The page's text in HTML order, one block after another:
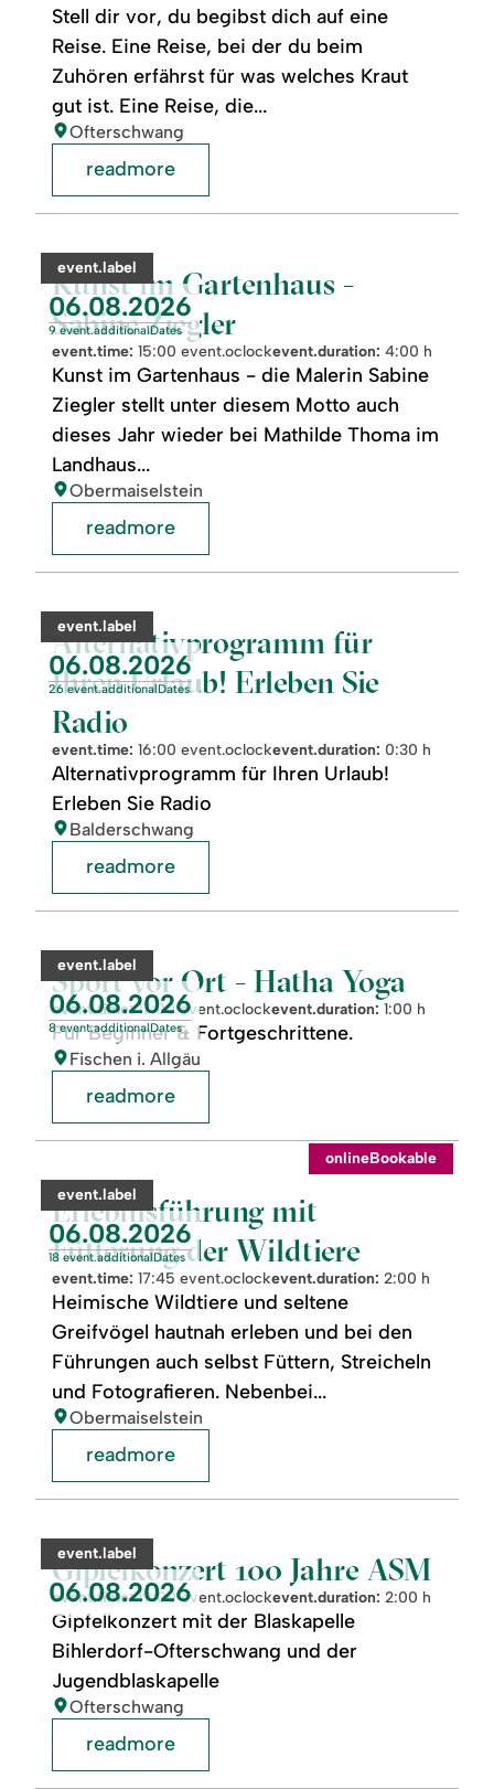
Stell dir vor, du begibst dich auf eine
Reise. Eine Reise, bei der du beim
Zuhören erfährst für was welches Kraut
gut ist. Eine Reise, die...
location:
Ofterschwang
readmore
category:
event.label
event.nextDate:
06.08.2026
9 event.additionalDates
Kunst im Gartenhaus -
Sabine Ziegler
event.time: 15:00 event.oclockevent.duration: 4:00 h
Kunst im Gartenhaus - die Malerin Sabine
Ziegler stellt unter diesem Motto auch
dieses Jahr wieder bei Mathilde Thoma im
Landhaus...
location:
Obermaiselstein
readmore:
im
Gartenhaus
Sabine
Ziegler
readmore
category:
event.label
event.nextDate:
06.08.2026
26 event.additionalDates
Alternativprogramm für
Ihren Urlaub! Erleben Sie
Radio
event.time: 16:00 event.oclockevent.duration: 0:30 h
Alternativprogramm für Ihren Urlaub!
Erleben Sie Radio
location:
Balderschwang
readmore:
für
Ihren
Urlaub!
Erleben
Sie
readmore
category:
event.label
event.nextDate:
06.08.2026
8 event.additionalDates
Sport vor Ort - Hatha Yoga
event.time:17:00 event.oclockevent.duration: 1:00 h
Für Beginner & Fortgeschrittene.
location:
Fischen i. Allgäu
readmore:
vor
Hatha
Yoga
readmore
category:
event.label
event.nextDate:
06.08.2026
18 event.additionalDates
onlineBookable
Erlebnisführung mit
Fütterung der Wildtiere
event.time: 17:45 event.oclockevent.duration: 2:00 h
Heimische Wildtiere und seltene
Greifvögel hautnah erleben und bei den
Führungen auch selbst Füttern, Streicheln
und Fotografieren. Nebenbei...
location:
Obermaiselstein
readmore:
mit
Fütterung
der
Wildtiere
readmore
category:
event.label
event.nextDate:
06.08.2026
Gipfelkonzert 100 Jahre ASM
event.time:19:00 event.oclockevent.duration: 2:00 h
Gipfelkonzert mit der Blaskapelle
Bihlerdorf-Ofterschwang und der
Jugendblaskapelle
location:
Ofterschwang
readmore:
100
Jahre
ASM
readmore